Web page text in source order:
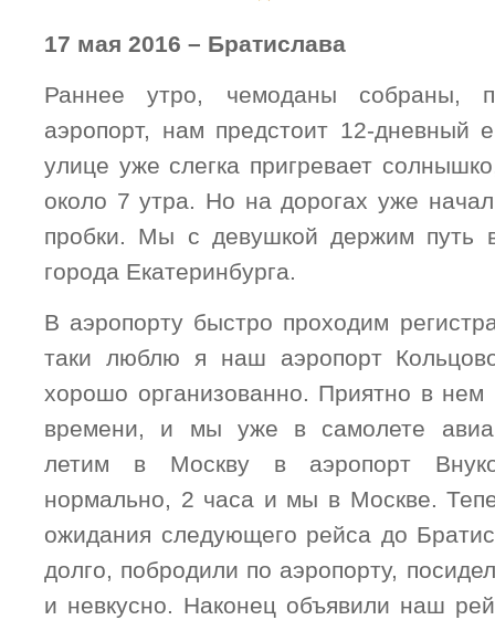
17 мая 2016 – Братислава
Раннее утро, чемоданы собраны,
аэропорт, нам предстоит 12-дневный
улице уже слегка пригревает
около 7 утра. Но на дорогах уже
пробки. Мы с девушкой держим путь
города Екатеринбурга.
В аэропорту быстро проходим
таки люблю я наш аэропорт
хорошо организованно. Приятно в нем
времени, и мы уже в самолете
летим в Москву в аэропорт
нормально, 2 часа и мы в Москве.
ожидания следующего рейса до
долго, побродили по аэропорту,
и невкусно. Наконец объявили наш